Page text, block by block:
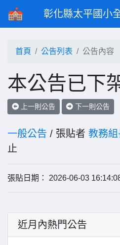
彰化縣太平國小
首頁 公告列表 公告內容
本公告已下
上一則公告 下一則公告
一般公告 / 張貼者 教務組
止
張貼日期： 2026-06-03
近月內熱門公告